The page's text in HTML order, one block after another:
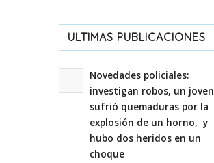
ULTIMAS PUBLICACIONES
Novedades policiales:
investigan robos, un joven
sufrió quemaduras por la
explosión de un horno, y
hubo dos heridos en un
choque